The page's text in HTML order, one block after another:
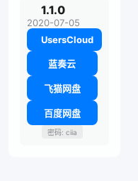
1.1.0
2020-07-05
UsersCloud
蓝奏云
飞猫网盘
百度网盘
密码: ciia